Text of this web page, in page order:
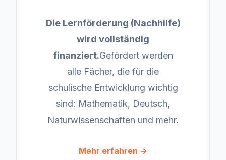
Die Lernförderung (Nachhilfe)
wird vollständig
finanziert.Gefördert werden
alle Fächer, die für die
schulische Entwicklung wichtig
sind: Mathematik, Deutsch,
Naturwissenschaften und mehr.
Mehr erfahren →